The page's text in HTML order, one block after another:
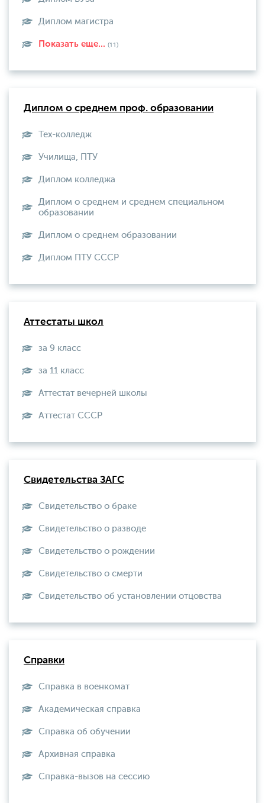
Диплом магистра
Показать еще... (11)
Диплом о среднем проф. образовании
Тех-колледж
Училища, ПТУ
Диплом колледжа
Диплом о среднем и среднем специальном
образовании
Диплом о среднем образовании
Диплом ПТУ СССР
Аттестаты школ
за 9 класс
за 11 класс
Аттестат вечерней школы
Aттестат СССР
Свидетельства ЗАГС
Свидетельство о браке
Свидетельство о разводе
Свидетельство о рождении
Свидетельство о смерти
Свидетельство об установлении отцовства
Справки
Справка в военкомат
Академическая справка
Справка об обучении
Архивная справка
Справка-вызов на сессию